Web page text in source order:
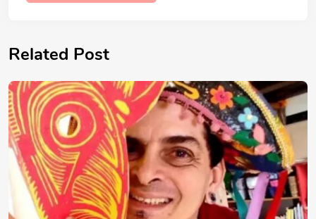
Related Post